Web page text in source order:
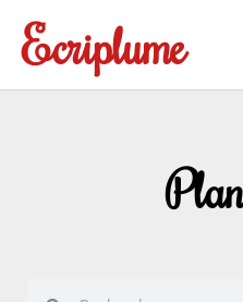
contenu
Ecriplume